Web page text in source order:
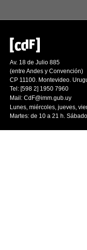
Av. 18 de Julio 885
(entre Andes y Convención)
CP 11100. Montevideo.
Tel: [598 2] 1950 7960
Mail: CdF@imm.gub.uy
Lunes, miércoles, jueves,
Martes: de 10 a 21 h.